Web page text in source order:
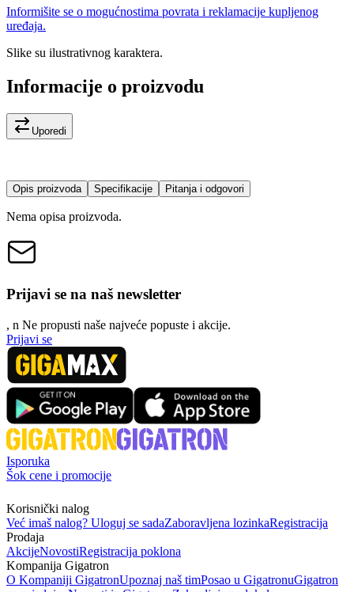
Informišite se o mogućnostima povrata i reklamacije kupljenog
uređaja.
Slike su ilustrativnog karaktera.
Informacije o proizvodu
Uporedi
Opis proizvoda Specifikacije Pitanja i odgovori
Nema opisa proizvoda.
Prijavi se na naš newsletter
, n Ne propusti naše najveće popuste i akcije.
Prijavi se
Isporuka
Šok cene i promocije
Korisnički nalog
Već imaš nalog? Uloguj se sadaZaboravljena lozinkaRegistracija
Prodaja
AkcijeNovostiRegistracija poklona
Kompanija Gigatron
O Kompaniji GigatronUpoznaj naš timPosao u GigatronuGigatron